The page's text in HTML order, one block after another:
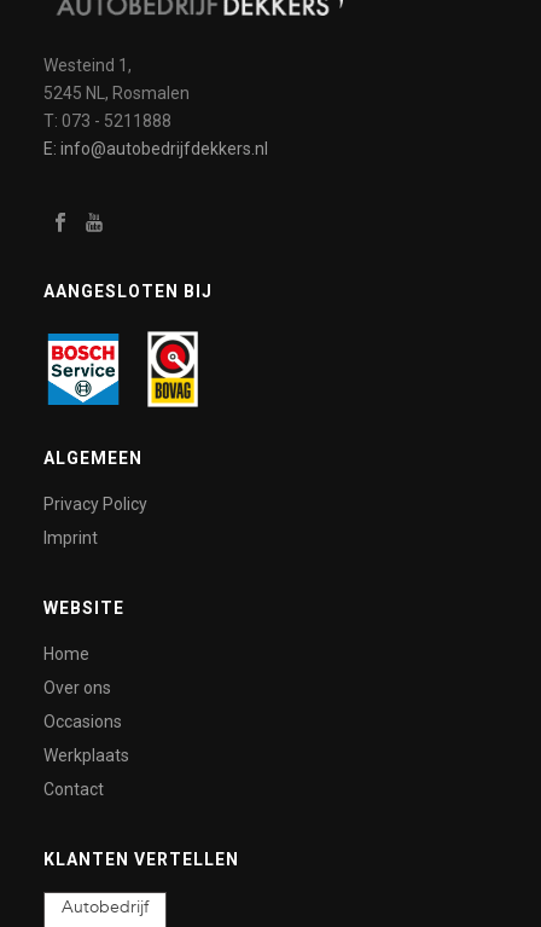
Westeind 1,
5245 NL, Rosmalen
T: 073 - 5211888
E: info@autobedrijfdekkers.nl
AANGESLOTEN BIJ
ALGEMEEN
Privacy Policy
Imprint
WEBSITE
Home
Over ons
Occasions
Werkplaats
Contact
KLANTEN VERTELLEN
Autobedrijf